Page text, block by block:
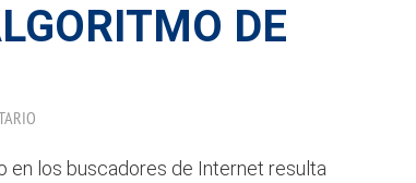
DE
en los buscadores de Internet resulta